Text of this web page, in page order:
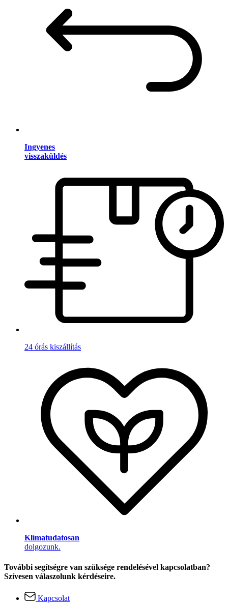
Ingyenes
visszaküldés
24 órás kiszállítás
Klímatudatosan
dolgozunk.
További segítségre van szüksége rendelésével kapcsolatban?
Szívesen válaszolunk kérdéseire.
Kapcsolat